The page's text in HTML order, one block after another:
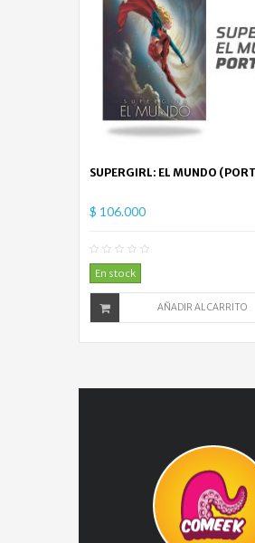
SUPERGIRL: EL MUNDO
$ 106.000
En stock
AÑADIR AL CARRITO